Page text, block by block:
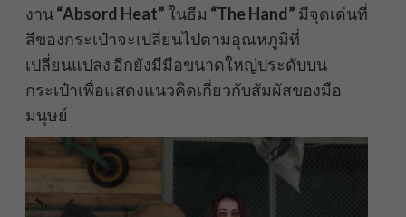
งาน“Absord Heat”ในธีม “The Hand” มีจุดเด่นที่
สีของกระเป๋าจะเปลี่ยนไปตามอุณหภูมิที่
เปลี่ยนแปลง อีกยังมีมือขนาดใหญ่ประดับบน
กระเป๋าเพื่อแสดงแนวคิดเกี่ยวกับสัมผัสของมือ
มนุษย์